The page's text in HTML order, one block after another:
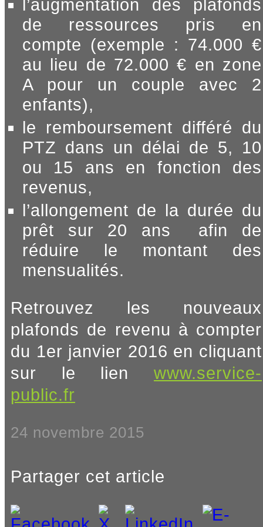
l’augmentation des plafonds
de ressources pris en
compte (exemple : 74.000 €
au lieu de 72.000 € en zone
A pour un couple avec 2
enfants),
le remboursement différé du
PTZ dans un délai de 5, 10
ou 15 ans en fonction des
revenus,
l’allongement de la durée du
prêt sur 20 ans afin de
réduire le montant des
mensualités.
Retrouvez les nouveaux
plafonds de revenu à compter
du 1er janvier 2016 en cliquant
sur le lien www.service-
public.fr
24 novembre 2015
Partager cet article